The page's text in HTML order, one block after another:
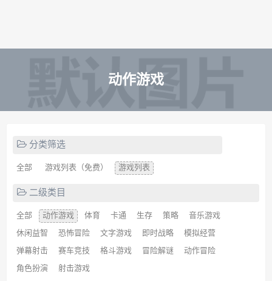
动作游戏
分类筛选
全部 游戏列表（免费） 游戏列表
二级类目
全部 动作游戏 体育 卡通 生存 策略 音乐游戏
休闲益智 恐怖冒险 文字游戏 即时战略 模拟经营
弹幕射击 赛车竞技 格斗游戏 冒险解谜 动作冒险
角色扮演 射击游戏